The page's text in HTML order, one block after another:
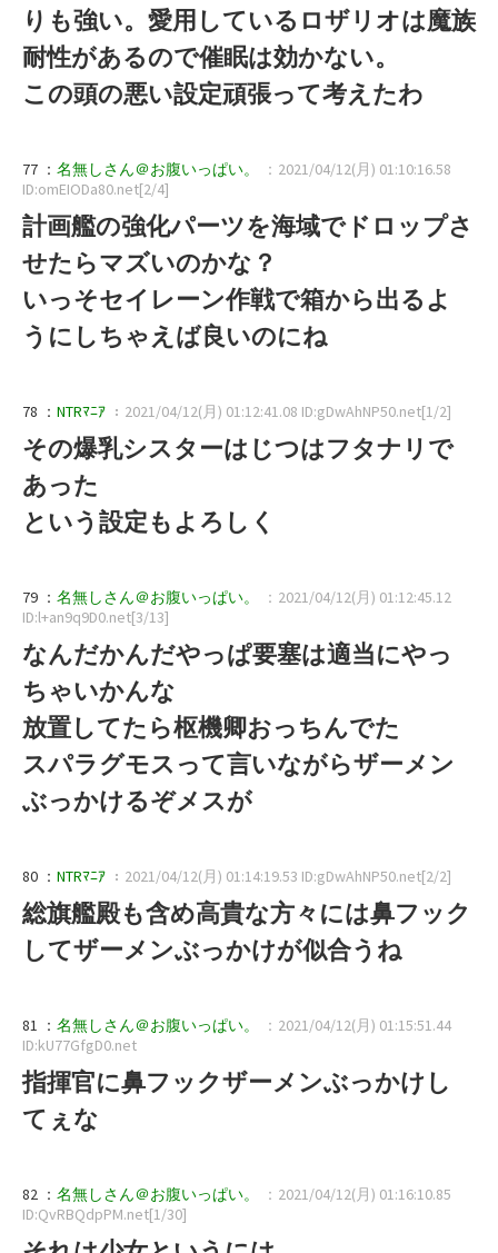
りも強い。愛用しているロザリオは魔族
耐性があるので催眠は効かない。
この頭の悪い設定頑張って考えたわ
77 ： 名無しさん＠お腹いっぱい。
：2021/04/12(月) 01:10:16.58
ID:omEIODa80.net[2/4]
計画艦の強化パーツを海域でドロップさ
せたらマズいのかな？
いっそセイレーン作戦で箱から出るよ
うにしちゃえば良いのにね
78 ： NTRﾏﾆｱ ：2021/04/12(月) 01:12:41.08 ID:gDwAhNP50.net[1/2]
その爆乳シスターはじつはフタナリで
あった
という設定もよろしく
79 ： 名無しさん＠お腹いっぱい。
：2021/04/12(月) 01:12:45.12
ID:l+an9q9D0.net[3/13]
なんだかんだやっぱ要塞は適当にやっ
ちゃいかんな
放置してたら枢機卿おっちんでた
スパラグモスって言いながらザーメン
ぶっかけるぞメスが
80 ： NTRﾏﾆｱ ：2021/04/12(月) 01:14:19.53 ID:gDwAhNP50.net[2/2]
総旗艦殿も含め高貴な方々には鼻フック
してザーメンぶっかけが似合うね
81 ： 名無しさん＠お腹いっぱい。
：2021/04/12(月) 01:15:51.44
ID:kU77GfgD0.net
指揮官に鼻フックザーメンぶっかけし
てぇな
82 ： 名無しさん＠お腹いっぱい。
：2021/04/12(月) 01:16:10.85
ID:QvRBQdpPM.net[1/30]